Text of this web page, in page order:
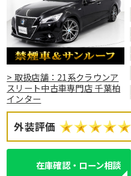
> 取扱店舗：21系クラウンア
スリート中古車専門店 千葉柏
インター
外装評価
在庫確認・ローン相談